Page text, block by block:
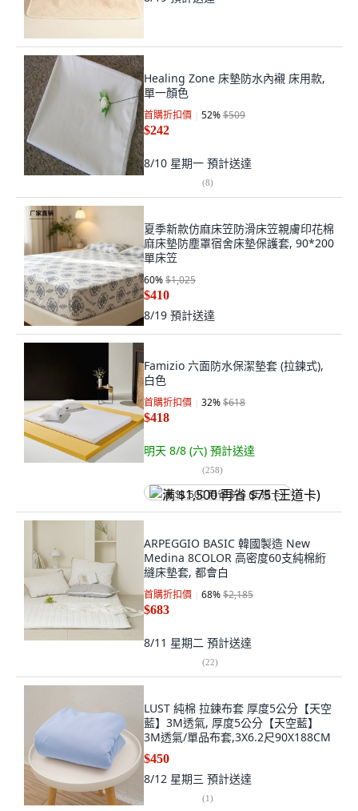
Healing Zone 床墊防水內襯 床用款,
單一顏色
首購折扣價 52%$509
$242
8/10 星期一 預計送達
(8)
夏季新款仿麻床笠防滑床笠親膚印花棉
麻床墊防塵罩宿舍床墊保護套, 90*200
單床笠
60%$1,025
$410
8/19 預計送達
Famizio 六面防水保潔墊套 (拉鍊式),
白色
首購折扣價 32%$618
$418
明天 8/8 (六) 預計送達
(258)
满 $1,500 再省 $75 (王道卡)
ARPEGGIO BASIC 韓國製造 New
Medina 8COLOR 高密度60支純棉絎
縫床墊套, 都會白
首購折扣價 68%$2,185
$683
8/11 星期二 預計送達
(22)
LUST 純棉 拉鍊布套 厚度5公分【天空
藍】3M透氣, 厚度5公分【天空藍】
3M透氣/單品布套,3X6.2尺90X188CM
$450
8/12 星期三 預計送達
(1)